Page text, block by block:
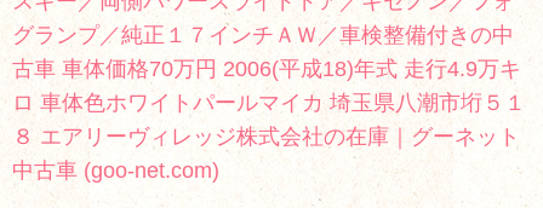
グランプ／純正１７インチＡＷ／車検整備付きの中
古車 車体価格70万円 2006(平成18)年式 走行4.9万キ
ロ 車体色ホワイトパールマイカ 埼玉県八潮市垳５１
８ エアリーヴィレッジ株式会社の在庫｜グーネット
中古車 (goo-net.com)